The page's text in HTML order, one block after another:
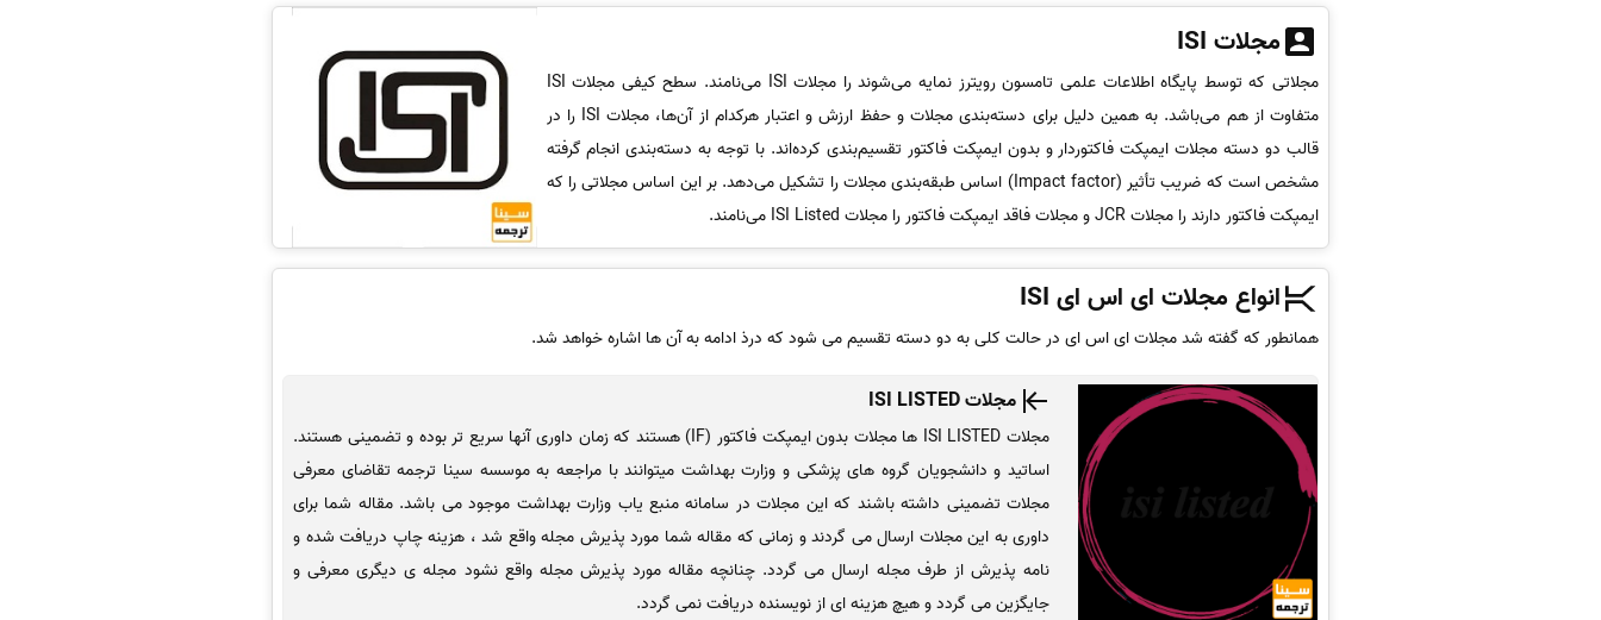
مجلات ISI
مجلاتی که توسط پایگاه اطلاعات علمی تامسون رویترز نمایه می‌شوند را مجلات ISI می‌نامند. سطح کیفی مجلات ISI
متفاوت از هم می‌باشد. به همین دلیل برای دسته‌بندی مجلات و حفظ ارزش و اعتبار هرکدام از آن‌ها، مجلات ISI را در
قالب دو دسته مجلات ایمپکت فاکتوردار و بدون ایمپکت فاکتور تقسیم‌بندی کرده‌اند. با توجه به دسته‌بندی انجام گرفته
مشخص است که ضریب تأثیر (Impact factor) اساس طبقه‌بندی مجلات را تشکیل می‌دهد. بر این اساس مجلاتی را که
ایمپکت فاکتور دارند را مجلات JCR و مجلات فاقد ایمپکت فاکتور را مجلات ISI Listed می‌نامند.
انواع مجلات ای اس ای ISI
همانطور که گفته شد مجلات ای اس ای در حالت کلی به دو دسته تقسیم می شود که درذ ادامه به آن ها اشاره خواهد شد.
مجلات ISI LISTED
مجلات ISI LISTED ها مجلات بدون ایمپکت فاکتور (IF) هستند که زمان داوری آنها سریع تر بوده و تضمینی هستند.
اساتید و دانشجویان گروه های پزشکی و وزارت بهداشت میتوانند با مراجعه به موسسه سینا ترجمه تقاضای معرفی
مجلات تضمینی داشته باشند که این مجلات در سامانه منبع یاب وزارت بهداشت موجود می باشد. مقاله شما برای
داوری به این مجلات ارسال می گردند و زمانی که مقاله شما مورد پذیرش مجله واقع شد ، هزینه چاپ دریافت شده و
نامه پذیرش از طرف مجله ارسال می گردد. چنانچه مقاله مورد پذیرش مجله واقع نشود مجله ی دیگری معرفی و
جایگزین می گردد و هیچ هزینه ای از نویسنده دریافت نمی گردد.